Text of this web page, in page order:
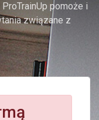
pomoże i
związane z